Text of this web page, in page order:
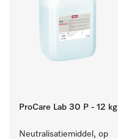
ProCare Lab 30 P - 12 kg
Neutralisatiemiddel, op